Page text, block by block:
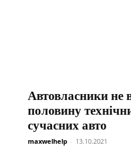
Автовласники не
половину
сучасних авто
maxwelhelp - 13.10.2021